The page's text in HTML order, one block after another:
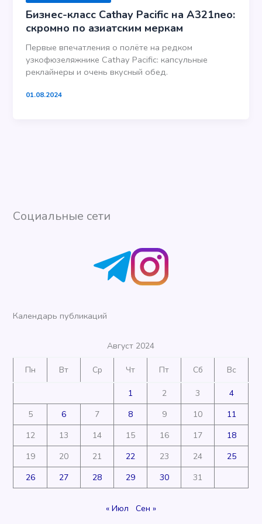
Бизнес-класс Cathay Pacific на A321neo:
скромно по азиатским меркам
Первые впечатления о полёте на редком
узкофюзеляжнике Cathay Pacific: капсульные
реклайнеры и очень вкусный обед.
01.08.2024
Социальные сети
Календарь публикаций
Август 2024
Пн Вт Ср Чт Пт Сб Вс
1 2 3
4
5
6 7 8 9 10
11
12
13 14 15 16 17
18
19
20 21 22 23 24
25
26
27 28 29 30 31
« Июл Сен »